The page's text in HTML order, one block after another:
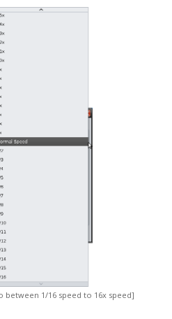
between 1/16 speed to 16x speed]